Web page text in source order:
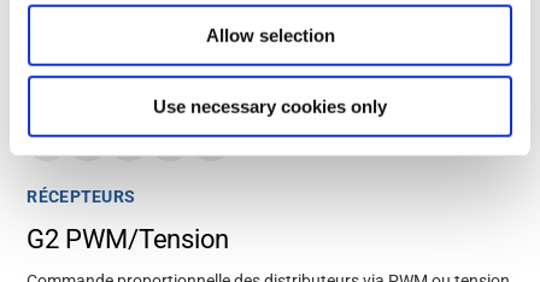
Allow selection
Use necessary cookies only
2.4
433
915
PL d IP65
RÉCEPTEURS
G2 PWM/Tension